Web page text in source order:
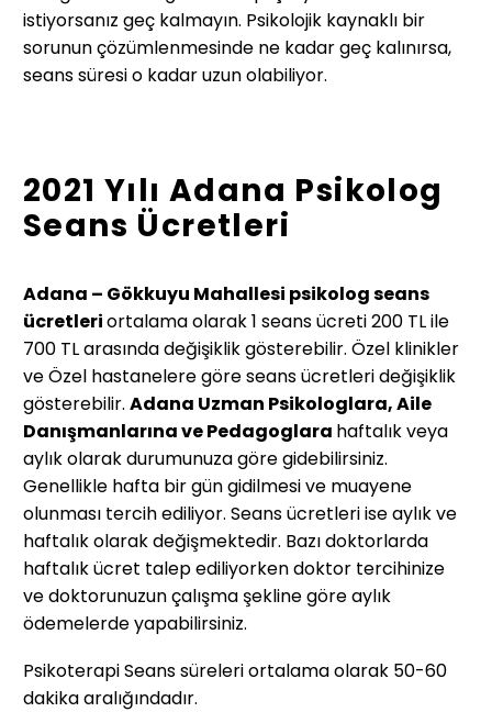
istiyorsanız geç kalmayın. Psikolojik kaynaklı bir
sorunun çözümlenmesinde ne kadar geç kalınırsa,
seans süresi o kadar uzun olabiliyor.
2021 Yılı Adana Psikolog
Seans Ücretleri
Adana – Gökkuyu Mahallesi psikolog seans
ücretleriortalama olarak 1 seans ücreti 200 TL ile
700 TL arasında değişiklik gösterebilir. Özel klinikler
ve Özel hastanelere göre seans ücretleri değişiklik
gösterebilir. Adana Uzman Psikologlara, Aile
Danışmanlarına ve Pedagoglara haftalık veya
aylık olarak durumunuza göre gidebilirsiniz.
Genellikle hafta bir gün gidilmesi ve muayene
olunması tercih ediliyor. Seans ücretleri ise aylık ve
haftalık olarak değişmektedir. Bazı doktorlarda
haftalık ücret talep ediliyorken doktor tercihinize
ve doktorunuzun çalışma şekline göre aylık
ödemelerde yapabilirsiniz.
Psikoterapi Seans süreleri ortalama olarak 50-60
dakika aralığındadır.